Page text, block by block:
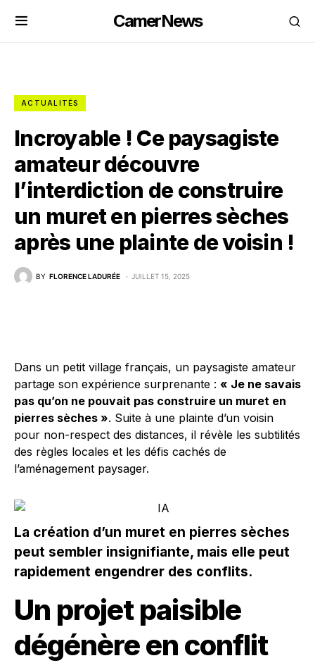
CamerNews
ACTUALITÉS
Incroyable ! Ce paysagiste
amateur découvre
l’interdiction de construire
un muret en pierres sèches
après une plainte de voisin !
BY FLORENCE LADURÉE JUILLET 15, 2025
Dans un petit village français, un paysagiste amateur
partage son expérience surprenante : « Je ne savais
pas qu’on ne pouvait pas construire un muret en
pierres sèches ». Suite à une plainte d’un voisin
pour non-respect des distances, il révèle les subtilités
des règles locales et les défis cachés de
l’aménagement paysager.
La création d’un muret en pierres sèches
peut sembler insignifiante, mais elle peut
rapidement engendrer des conflits.
Un projet paisible
dégénère en conflit